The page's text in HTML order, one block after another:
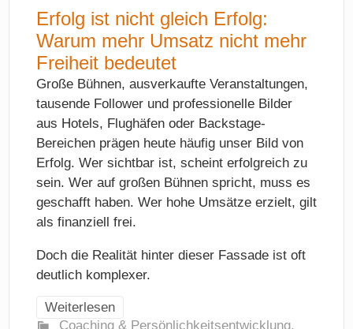
Erfolg ist nicht gleich Erfolg:
Warum mehr Umsatz nicht mehr
Freiheit bedeutet
Große Bühnen, ausverkaufte Veranstaltungen,
tausende Follower und professionelle Bilder
aus Hotels, Flughäfen oder Backstage-
Bereichen prägen heute häufig unser Bild von
Erfolg. Wer sichtbar ist, scheint erfolgreich zu
sein. Wer auf großen Bühnen spricht, muss es
geschafft haben. Wer hohe Umsätze erzielt, gilt
als finanziell frei.
Doch die Realität hinter dieser Fassade ist oft
deutlich komplexer.
Weiterlesen
Coaching & Persönlichkeitsentwicklung,